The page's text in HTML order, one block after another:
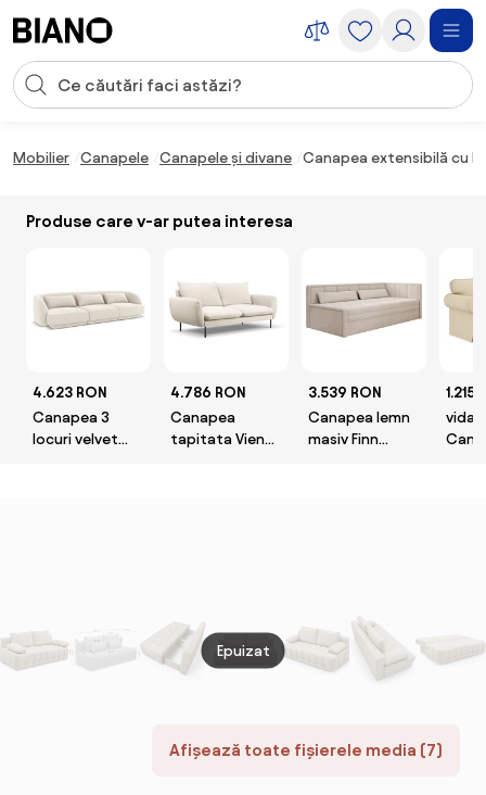
Introducerea căutării
Mobilier Canapele Canapele și divane Canapea extensibilă cu
Produse care v-ar putea interesa
4.623 RON
Canapea 3
locuri velvet
4.786 RON
Canapea
tapitata Vienna
3.539 RON
Canapea lemn
masiv Finn
Afișează toate fișierele media (7)
Epuizat